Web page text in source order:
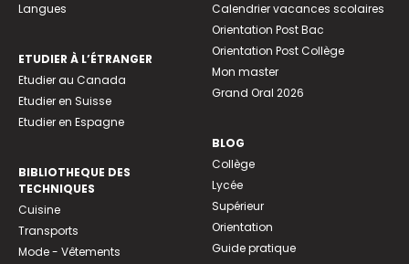
Langues
ETUDIER À L’ÉTRANGER
Etudier au Canada
Etudier en Suisse
Etudier en Espagne
BIBLIOTHEQUE DES
TECHNIQUES
Cuisine
Transports
Mode - Vêtements
Calendrier vacances scolaires
Orientation Post Bac
Orientation Post Collège
Mon master
Grand Oral 2026
BLOG
Collège
Lycée
Supérieur
Orientation
Guide pratique